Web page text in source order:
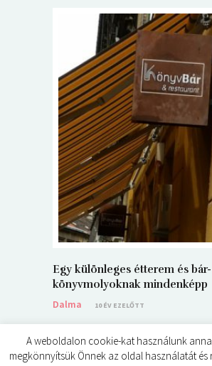
Egy különleges étterem és bár-
könyvmolyoknak mindenképp
Dalma
10 ÉV EZELŐTT
A weboldalon cookie-kat használunk
megkönnyítsük Önnek az oldal használatát